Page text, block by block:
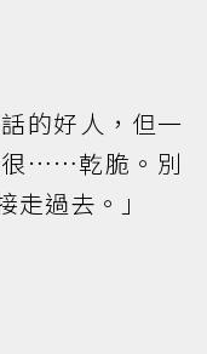
的好人，但一
很……乾脆。別
過去。」